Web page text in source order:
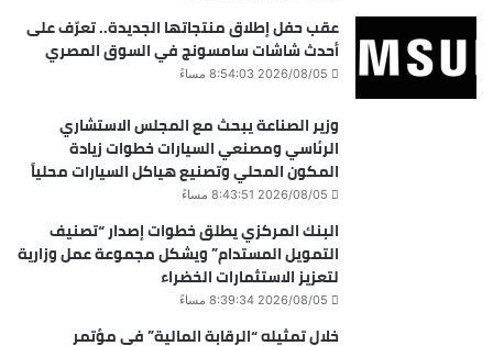
عقب حفل إطلاق منتجاتها الجديدة.. تعرّف على
أحدث شاشات سامسونج في السوق المصري
2026/08/05 8:54:03 مساءً
وزير الصناعة يبحث مع المجلس الاستشاري
الرئاسي ومصنعي السيارات خطوات زيادة
المكون المحلي وتصنيع هياكل السيارات محلياً
2026/08/05 8:43:51 مساءً
البنك المركزي يطلق خطوات إصدار “تصنيف
التمويل المستدام” ويشكل مجموعة عمل وزارية
لتعزيز الاستثمارات الخضراء
2026/08/05 8:39:34 مساءً
خلال تمثيله “الرقابة المالية” في مؤتمر